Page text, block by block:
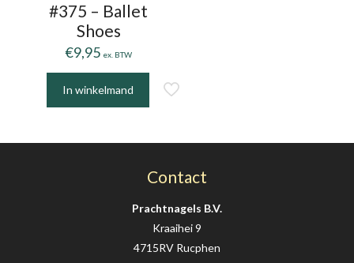
#375 – Ballet
Shoes
€9,95 ex. BTW
In winkelmand
Contact
Prachtnagels B.V.
Kraaihei 9
4715RV Rucphen